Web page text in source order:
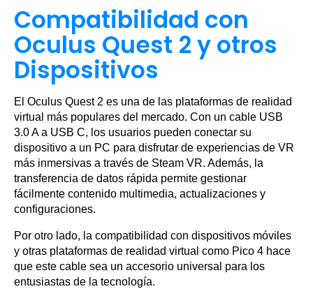
Compatibilidad con
Oculus Quest 2 y otros
Dispositivos
El Oculus Quest 2 es una de las plataformas de realidad
virtual más populares del mercado. Con un cable USB
3.0 A a USB C, los usuarios pueden conectar su
dispositivo a un PC para disfrutar de experiencias de VR
más inmersivas a través de Steam VR. Además, la
transferencia de datos rápida permite gestionar
fácilmente contenido multimedia, actualizaciones y
configuraciones.
Por otro lado, la compatibilidad con dispositivos móviles
y otras plataformas de realidad virtual como Pico 4 hace
que este cable sea un accesorio universal para los
entusiastas de la tecnología.